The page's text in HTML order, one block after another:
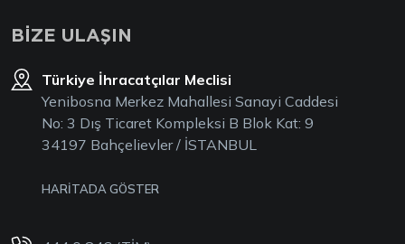
BİZE ULAŞIN
Türkiye İhracatçılar Meclisi
Yenibosna Merkez Mahallesi Sanayi Caddesi
No: 3 Dış Ticaret Kompleksi B Blok Kat: 9
34197 Bahçelievler / İSTANBUL
HARİTADA GÖSTER